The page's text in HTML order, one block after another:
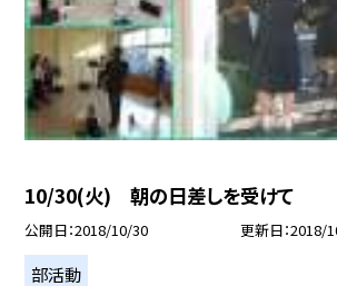
10/30(火) 朝の日差しを受けて
公開日 2018/10/30 更新日 2018/
部活動